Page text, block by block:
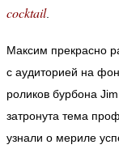
cocktail.
Максим прекрасно
с аудиторией на
роликов бурбона
затронута тема
узнали о мериле